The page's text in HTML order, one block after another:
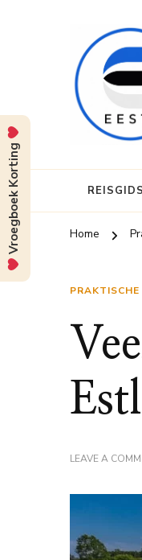
Home
PRAKTISCHE
LEAVE A
Vroegboek Korting